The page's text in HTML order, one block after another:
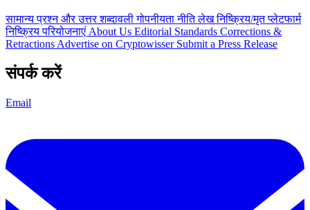
सामान्य प्रश्न और उत्तरशब्दावलीगोपनीयता नीतिलेखनिष्क्रिय/मृत प्लेटफार्म
निष्क्रिय परियोजनाएं About Us Editorial Standards Corrections &
Retractions Advertise on Cryptowisser Submit a Press Release
संपर्क करें
Email